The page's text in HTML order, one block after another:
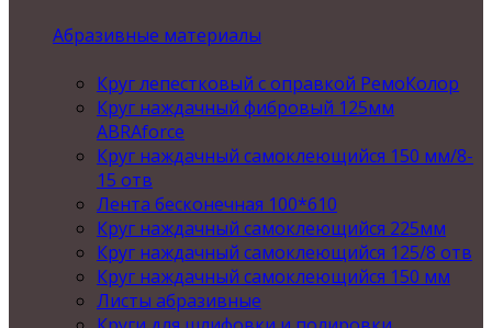
Абразивные материалы
Круг лепестковый с оправкой РемоКолор
Круг наждачный фибровый 125мм
ABRAforce
Круг наждачный самоклеющийся 150 мм/8-
15 отв
Лента бесконечная 100*610
Круг наждачный самоклеющийся 225мм
Круг наждачный самоклеющийся 125/8 отв
Круг наждачный самоклеющийся 150 мм
Листы абразивные